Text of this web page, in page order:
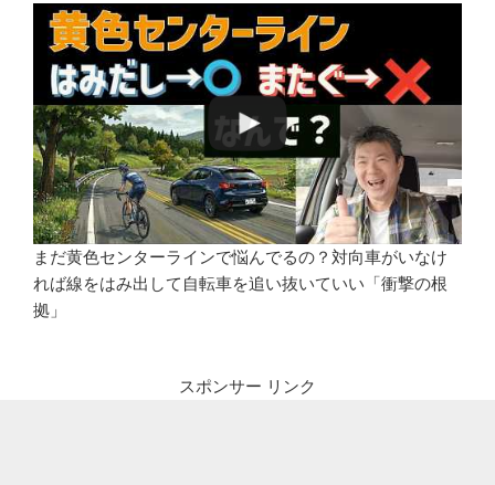
まだ黄色センターラインで悩んでるの？対向車がいなけ
れば線をはみ出して自転車を追い抜いていい「衝撃の根
拠」
スポンサー リンク